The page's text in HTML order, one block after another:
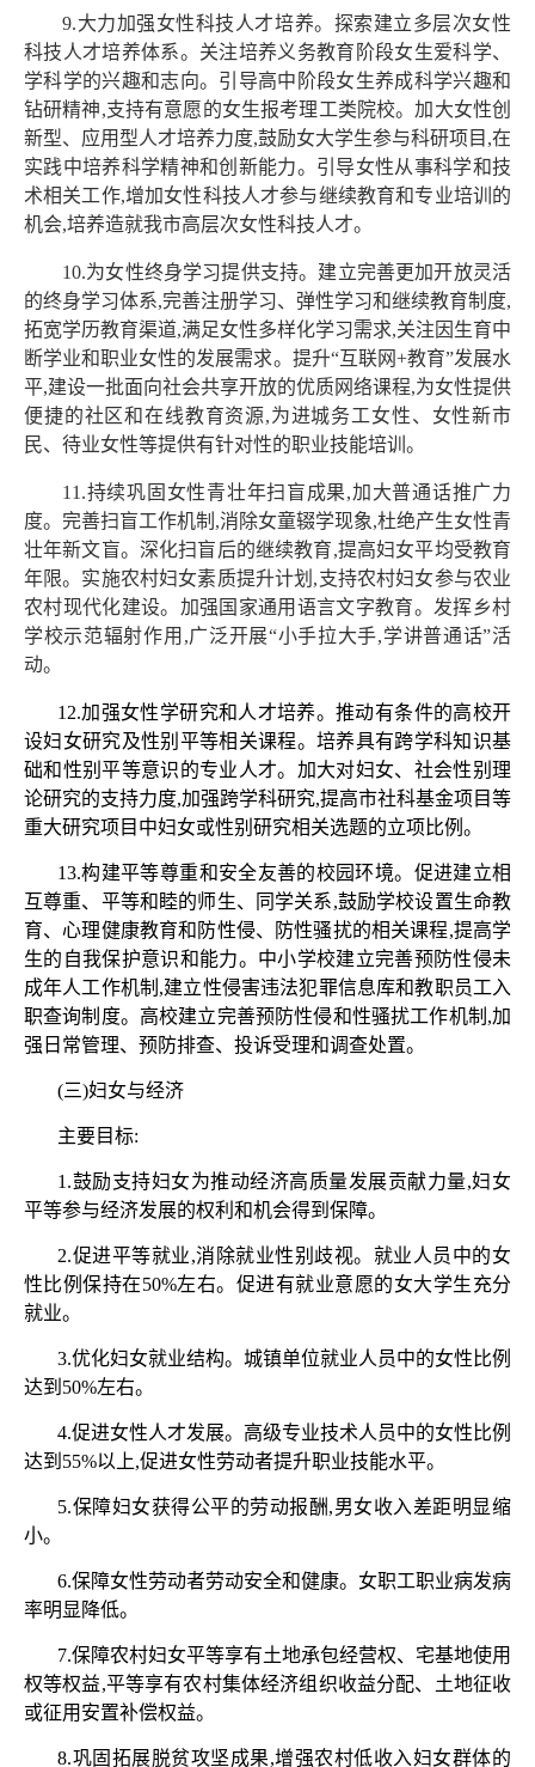
9.大力加强女性科技人才培养。探索建立多层次女性
科技人才培养体系。关注培养义务教育阶段女生爱科学、
学科学的兴趣和志向。引导高中阶段女生养成科学兴趣和
钻研精神,支持有意愿的女生报考理工类院校。加大女性创
新型、应用型人才培养力度,鼓励女大学生参与科研项目,在
实践中培养科学精神和创新能力。引导女性从事科学和技
术相关工作,增加女性科技人才参与继续教育和专业培训的
机会,培养造就我市高层次女性科技人才。
10.为女性终身学习提供支持。建立完善更加开放灵活
的终身学习体系,完善注册学习、弹性学习和继续教育制度,
拓宽学历教育渠道,满足女性多样化学习需求,关注因生育中
断学业和职业女性的发展需求。提升“互联网+教育”发展水
平,建设一批面向社会共享开放的优质网络课程,为女性提供
便捷的社区和在线教育资源,为进城务工女性、女性新市
民、待业女性等提供有针对性的职业技能培训。
11.持续巩固女性青壮年扫盲成果,加大普通话推广力
度。完善扫盲工作机制,消除女童辍学现象,杜绝产生女性青
壮年新文盲。深化扫盲后的继续教育,提高妇女平均受教育
年限。实施农村妇女素质提升计划,支持农村妇女参与农业
农村现代化建设。加强国家通用语言文字教育。发挥乡村
学校示范辐射作用,广泛开展“小手拉大手,学讲普通话”活
动。
12.加强女性学研究和人才培养。推动有条件的高校开
设妇女研究及性别平等相关课程。培养具有跨学科知识基
础和性别平等意识的专业人才。加大对妇女、社会性别理
论研究的支持力度,加强跨学科研究,提高市社科基金项目等
重大研究项目中妇女或性别研究相关选题的立项比例。
13.构建平等尊重和安全友善的校园环境。促进建立相
互尊重、平等和睦的师生、同学关系,鼓励学校设置生命教
育、心理健康教育和防性侵、防性骚扰的相关课程,提高学
生的自我保护意识和能力。中小学校建立完善预防性侵未
成年人工作机制,建立性侵害违法犯罪信息库和教职员工入
职查询制度。高校建立完善预防性侵和性骚扰工作机制,加
强日常管理、预防排查、投诉受理和调查处置。
(三)妇女与经济
主要目标:
1.鼓励支持妇女为推动经济高质量发展贡献力量,妇女
平等参与经济发展的权利和机会得到保障。
2.促进平等就业,消除就业性别歧视。就业人员中的女
性比例保持在50%左右。促进有就业意愿的女大学生充分
就业。
3.优化妇女就业结构。城镇单位就业人员中的女性比例
达到50%左右。
4.促进女性人才发展。高级专业技术人员中的女性比例
达到55%以上,促进女性劳动者提升职业技能水平。
5.保障妇女获得公平的劳动报酬,男女收入差距明显缩
小。
6.保障女性劳动者劳动安全和健康。女职工职业病发病
率明显降低。
7.保障农村妇女平等享有土地承包经营权、宅基地使用
权等权益,平等享有农村集体经济组织收益分配、土地征收
或征用安置补偿权益。
8.巩固拓展脱贫攻坚成果,增强农村低收入妇女群体的